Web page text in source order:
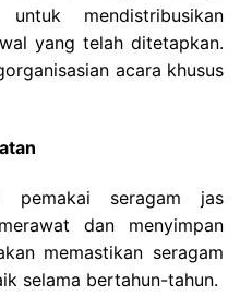
mendistribusikan
yang telah ditetapkan.
acara khusus
pemakai seragam jas
dan menyimpan
memastikan seragam
selama bertahun-tahun.